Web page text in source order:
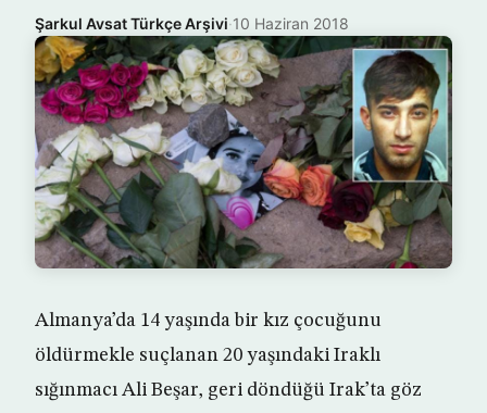
Şarkul Avsat Türkçe Arşivi·10 Haziran 2018
Almanya’da 14 yaşında bir kız çocuğunu
öldürmekle suçlanan 20 yaşındaki Iraklı
sığınmacı Ali Beşar, geri döndüğü Irak’ta göz